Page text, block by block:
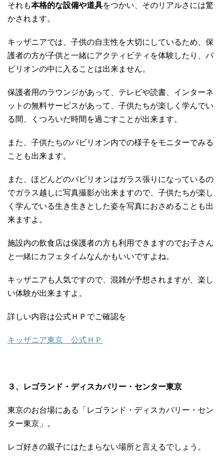
それも本格的な設備や道具をつかい、そのリアルさには驚
かされます。
キッザニアでは、子供の自主性を大切にしているため、保
護者の方が子供と一緒にアクティビティを体験したり、パ
ビリオンの中に入ることは出来ません。
保護者用のラウンジがあって、テレビや読書、インターネ
ットの無料サービスがあって、子供たちが楽しく学んでい
る間、くつろいだ時間を過ごすことが出来ます。
また、子供たちのパビリオン内での様子をモニターでみる
ことも出来ます。
また、ほどんどのパビリオンはガラス張りになっているの
でガラス越しに写真撮影が出来ますので、子供たちが楽し
く学んでいる生き生きとした姿を写真におさめることも出
来ますよ。
施設内の飲食店は保護者の方も利用できますのでお子さん
と一緒にカフェタイムなんかもいいですよね。
キッザニアも人気ですので、混雑が予想されますが、楽し
い体験が出来ますよ。
詳しい内容は公式ＨＰでご確認を
キッザニア東京 公式ＨＰ
３、レゴランド・ディスカバリー・センター東京
東京のお台場にある「レゴランド・ディスカバリー・セン
ター東京」。
レゴ好きの親子にはたまらない場所と言えるでしょう。